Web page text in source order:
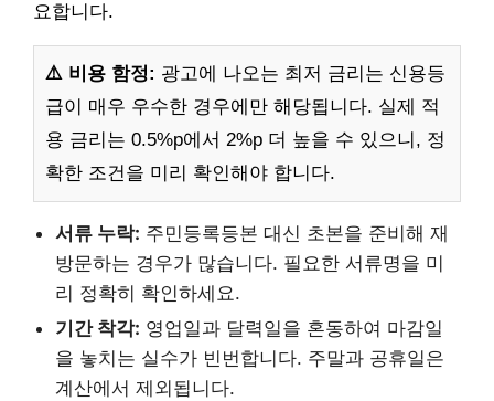
요합니다.
⚠️ 비용 함정: 광고에 나오는 최저 금리는 신용등
급이 매우 우수한 경우에만 해당됩니다. 실제 적
용 금리는 0.5%p에서 2%p 더 높을 수 있으니, 정
확한 조건을 미리 확인해야 합니다.
서류 누락: 주민등록등본 대신 초본을 준비해 재
방문하는 경우가 많습니다. 필요한 서류명을 미
리 정확히 확인하세요.
기간 착각: 영업일과 달력일을 혼동하여 마감일
을 놓치는 실수가 빈번합니다. 주말과 공휴일은
계산에서 제외됩니다.